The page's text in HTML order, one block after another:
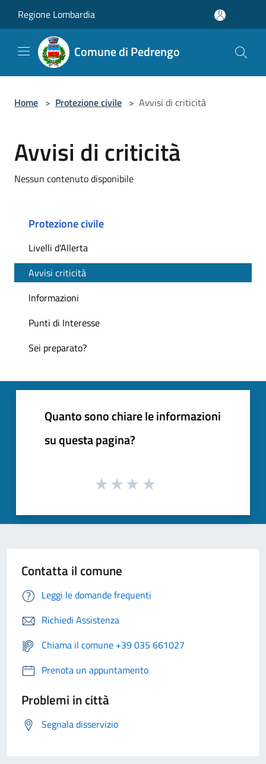
Regione Lombardia
Comune di Pedrengo
Home > Protezione civile > Avvisi di criticità
Avvisi di criticità
Nessun contenuto disponibile
Protezione civile
Livelli d'Allerta
Avvisi criticità
Informazioni
Punti di Interesse
Sei preparato?
Quanto sono chiare le informazioni
su questa pagina?
Contatta il comune
Leggi le domande frequenti
Richiedi Assistenza
Chiama il comune +39 035 661027
Prenota un appuntamento
Problemi in città
Segnala disservizio